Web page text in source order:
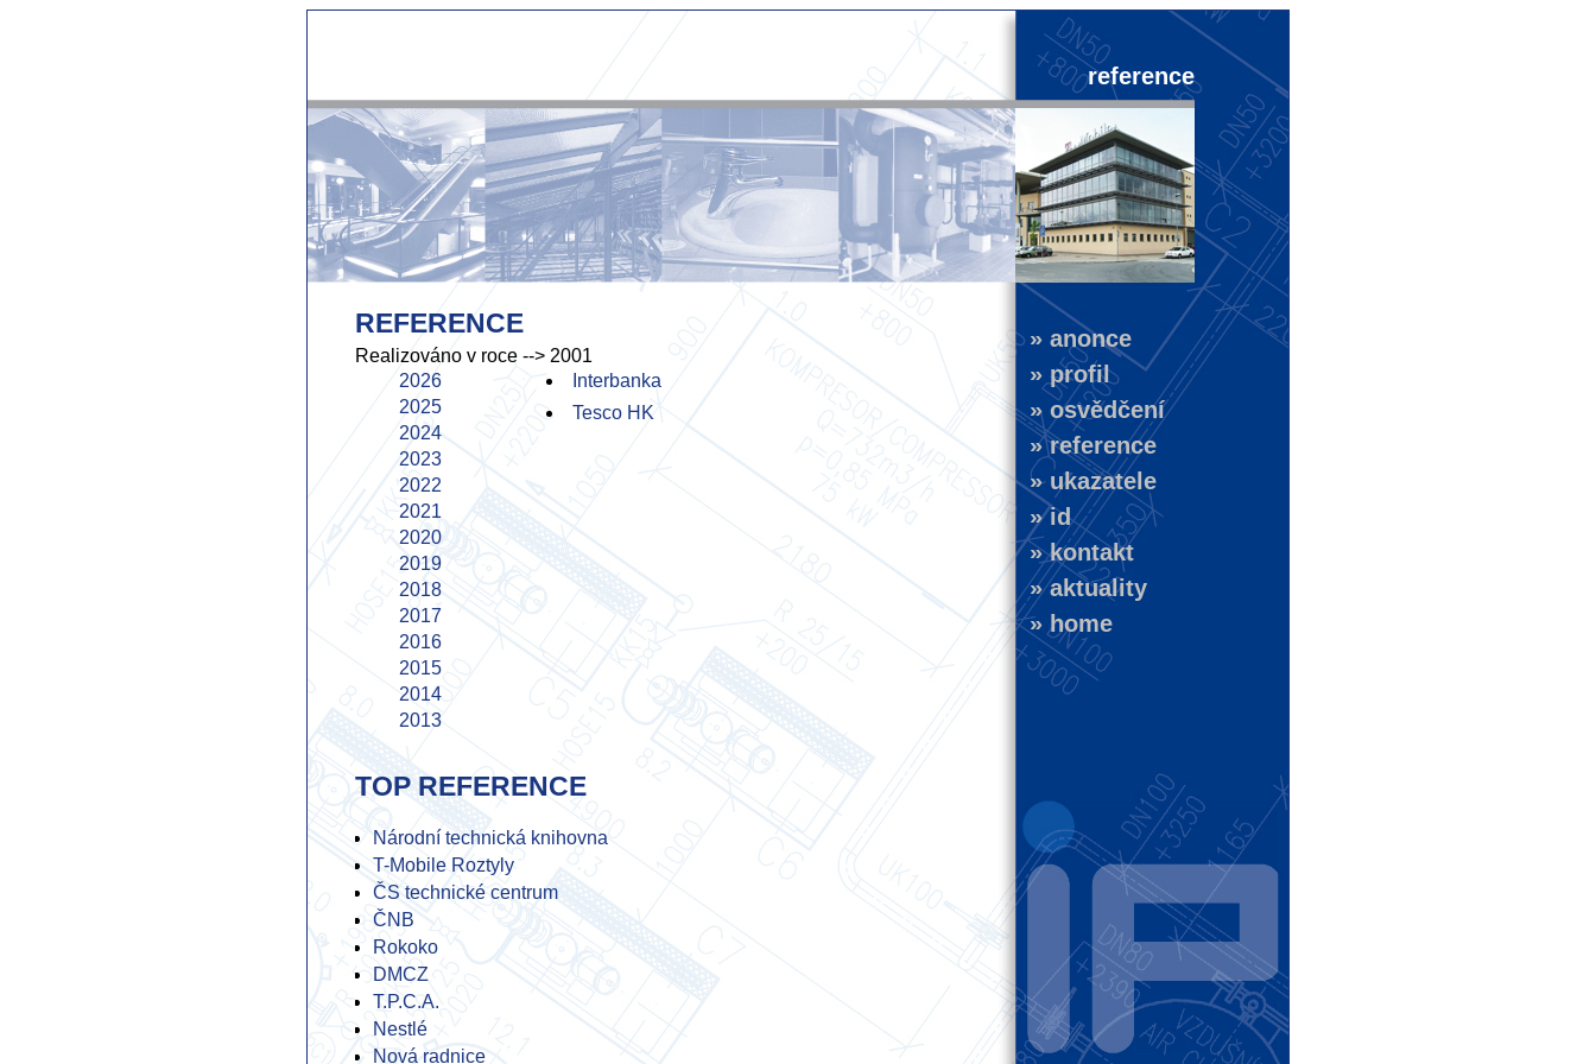
reference
» anonce
» profil
» osvědčení
» reference
» ukazatele
» id
» kontakt
» aktuality
» home
REFERENCE
Realizováno v roce --> 2001
2026
2025
2024
2023
2022
2021
2020
2019
2018
2017
2016
2015
2014
2013
2011
2010
2009
2008
2007
2006
2005
2004
2003
2002
2001
2000
Interbanka
Tesco HK
TOP REFERENCE
Národní technická knihovna
T-Mobile Roztyly
ČS technické centrum
ČNB
Rokoko
DMCZ
T.P.C.A.
Nestlé
Nová radnice